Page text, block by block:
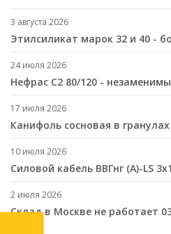
3 августа 2026
Этилсиликат марок 32 и 40 -
24 июля 2026
Нефрас С2 80/120 -
17 июля 2026
Канифоль сосновая в
10 июля 2026
Cиловой кабель ВВГнг (A)-LS
2 июля 2026
Склад в Москве не работает